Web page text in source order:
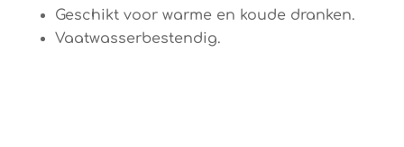
Geschikt voor warme en koude dranken.
Vaatwasserbestendig.